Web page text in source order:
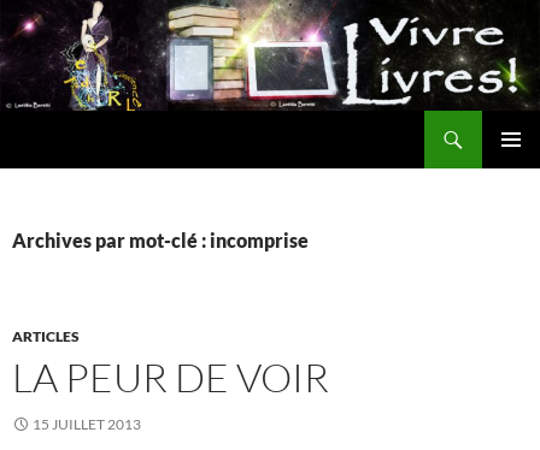
Aller
au
contenu
Archives par mot-clé : incomprise
ARTICLES
LA PEUR DE VOIR
15 JUILLET 2013